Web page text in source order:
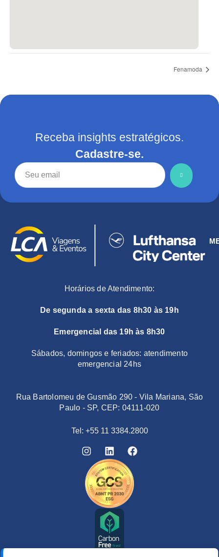
Fenamoda
Receba insights estratégicos.
Cadastre-se.
Horários de Atendimento:
De segunda a sexta das 8h30 às 19h
Emergencial das 19h às 8h30
Sábados, domingos e feriados: atendimento
emergencial 24hs
Rua Bartolomeu de Gusmão 290 - Vila Mariana, São
Paulo - SP, CEP: 04111-020
Tel: +55 11 3384.2800